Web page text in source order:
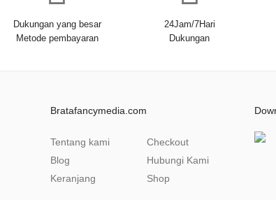
Dukungan yang besar
Metode pembayaran
24Jam/7Hari
Dukungan
Bratafancymedia.com
Tentang kami
Blog
Keranjang
Checkout
Hubungi Kami
Shop